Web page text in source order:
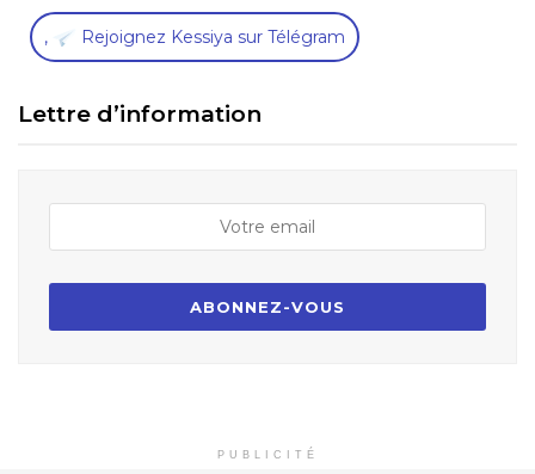
, Rejoignez Kessiya sur Télégram
Lettre d’information
PUBLICITÉ